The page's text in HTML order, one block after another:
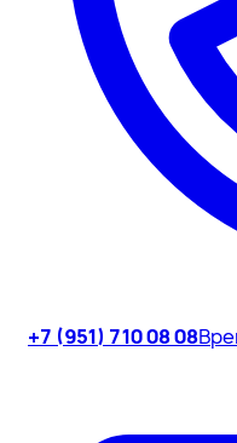
+7 (951) 710 08 08